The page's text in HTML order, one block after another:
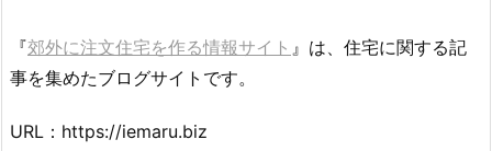
『郊外に注文住宅を作る情報サイト 』は、住宅に関する記
事を集めたブログサイトです。
URL：https://iemaru.biz